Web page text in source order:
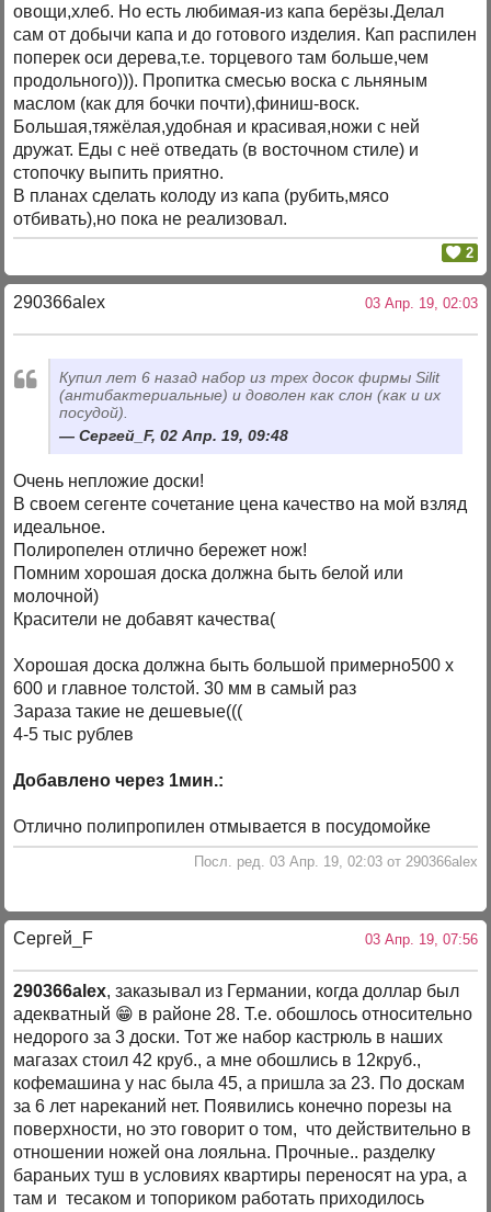
овощи,хлеб. Но есть любимая-из капа берёзы.Делал
сам от добычи капа и до готового изделия. Кап распилен
поперек оси дерева,т.е. торцевого там больше,чем
продольного))). Пропитка смесью воска с льняным
маслом (как для бочки почти),финиш-воск.
Большая,тяжёлая,удобная и красивая,ножи с ней
дружат. Еды с неё отведать (в восточном стиле) и
стопочку выпить приятно.
В планах сделать колоду из капа (рубить,мясо
отбивать),но пока не реализовал.
2
290366alex 03 Апр. 19, 02:03
Купил лет 6 назад набор из трех досок фирмы Silit
(антибактериальные) и доволен как слон (как и их
посудой).
Сергей_F, 02 Апр. 19, 09:48
Очень непложие доски!
В своем сегенте сочетание цена качество на мой взляд
идеальное.
Полиропелен отлично бережет нож!
Помним хорошая доска должна быть белой или
молочной)
Красители не добавят качества(
Хорошая доска должна быть большой примерно500 х
600 и главное толстой. 30 мм в самый раз
Зараза такие не дешевые(((
4-5 тыс рублев
Добавлено через 1мин.:
Отлично полипропилен отмывается в посудомойке
Посл. ред. 03 Апр. 19, 02:03 от 290366alex
Сергей_F 03 Апр. 19, 07:56
290366alex, заказывал из Германии, когда доллар был
адекватный 😁 в районе 28. Т.е. обошлось относительно
недорого за 3 доски. Тот же набор кастрюль в наших
магазах стоил 42 круб., а мне обошлись в 12круб.,
кофемашина у нас была 45, а пришла за 23. По доскам
за 6 лет нареканий нет. Появились конечно порезы на
поверхности, но это говорит о том, что действительно в
отношении ножей она лояльна. Прочные.. разделку
бараньих туш в условиях квартиры переносят на ура, а
там и тесаком и топориком работать приходилось